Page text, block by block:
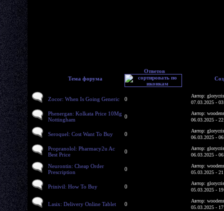
Тема форума
Ответов
Zocor: When Is Going Generic 0
Автор:
07.03.2025 -
Phenergan: Kolkata Price 10Mg
Nottingham
0
Автор:
06.03.2025 -
Seroquel: Cost Want To Buy 0
Автор:
06.03.2025 -
Propranolol: Pharmacy2u Ac
Best Price
0
Автор:
06.03.2025 -
Neurontin: Cheap Order
Prescription
0
Автор:
05.03.2025 -
Prinivil: How To Buy 0
Автор:
05.03.2025 -
Lasix: Delivery Online Tablet 0
Автор:
05.03.2025 -